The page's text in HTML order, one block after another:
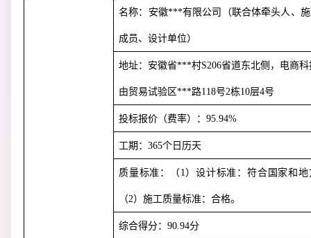
名称：安徽***有限公司（联合体牵头人、
成员、设计单位）
地址：安徽省***村S206省道东北侧，电商
由贸易试验区***路118号2栋10层4号
投标报价（费率）：95.94%
工期：365个日历天
质量标准：（ 1 ）设计标准：符合国家和
（2）施工质量标准：合格。
综合得分：90.94分